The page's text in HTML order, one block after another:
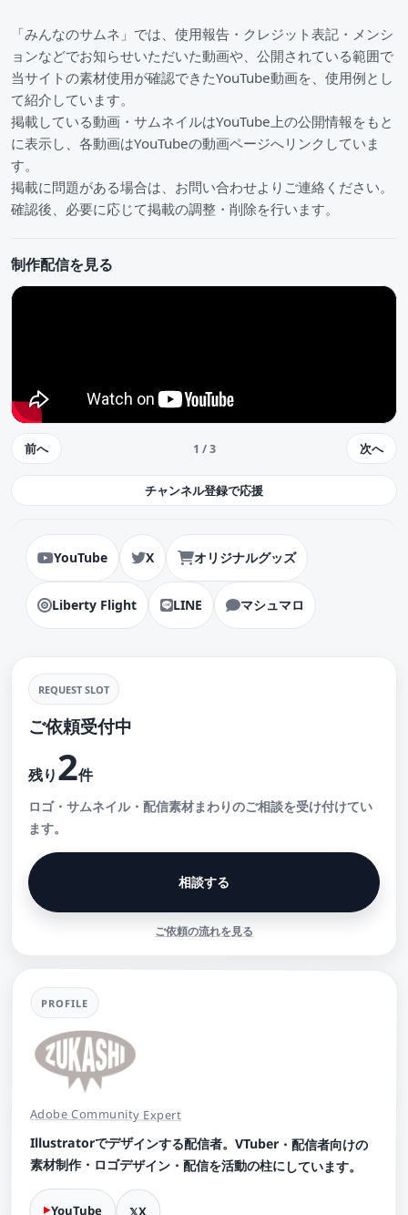
「みんなのサムネ」では、使用報告・クレジット表記・メンシ
ョンなどでお知らせいただいた動画や、公開されている範囲で
当サイトの素材使用が確認できたYouTube動画を、使用例とし
て紹介しています。
掲載している動画・サムネイルはYouTube上の公開情報をもと
に表示し、各動画はYouTubeの動画ページへリンクしていま
す。
掲載に問題がある場合は、お問い合わせよりご連絡ください。
確認後、必要に応じて掲載の調整・削除を行います。
制作配信を見る
前へ 1 / 3 次へ
チャンネル登録で応援
YouTube X オリジナルグッズ
Liberty Flight LINE マシュマロ
REQUEST SLOT
ご依頼受付中
残り2件
ロゴ・サムネイル・配信素材まわりのご相談を受け付けてい
ます。
相談する
ご依頼の流れを見る
PROFILE
Adobe Community Expert
Illustratorでデザインする配信者。VTuber・配信者向けの
素材制作・ロゴデザイン・配信を活動の柱にしています。
YouTube X